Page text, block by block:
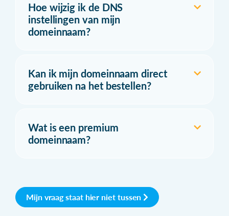
Hoe wijzig ik de DNS
instellingen van mijn
domeinnaam?
Kan ik mijn domeinnaam direct
gebruiken na het bestellen?
Wat is een premium
domeinnaam?
Mijn vraag staat hier niet tussen